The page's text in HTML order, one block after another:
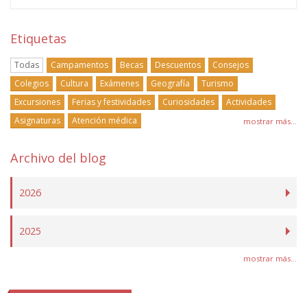
Etiquetas
Todas Campamentos Becas Descuentos
Consejos
Colegios
Cultura Exámenes Geografía
Turismo
Excursiones
Ferias y festividades Curiosidades
Actividades
Asignaturas
Atención médica mostrar más...
Archivo del blog
2026
2025
mostrar más...